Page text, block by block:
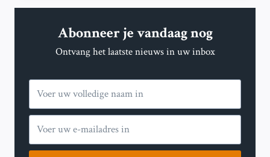
‘SALT
VERANTWOORDELIJK
GROTE
DIEFSTAL
Abonneer je vandaag nog
Ontvang het laatste nieuws in uw inbox